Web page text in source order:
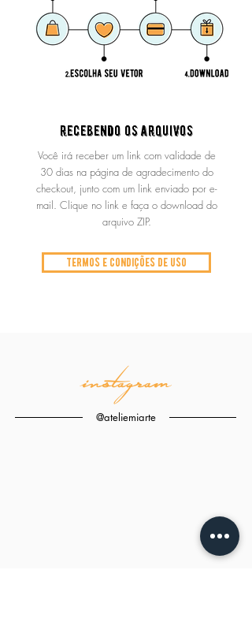
recebendo os arquivos
Você irá receber um link com validade de
30 dias na página de agradecimento do
checkout, junto com um link enviado por e-
mail. Clique no link e faça o download do
arquivo ZIP.
termos e condições de uso
instagram
@ateliemiarte